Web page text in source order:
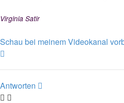
Virginia Satir
Schau bei meinem Videokanal
Antworten